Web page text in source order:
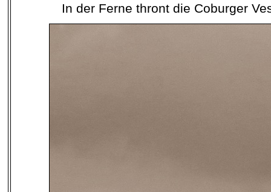
In der Ferne thront die Coburger